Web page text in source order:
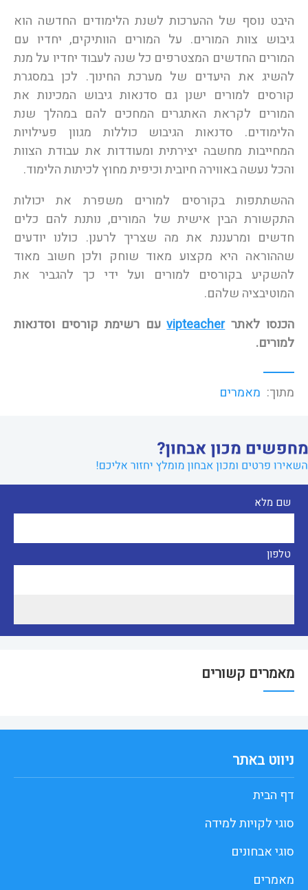
היבט נוסף של ההערכות לשנת הלימודים החדשה הוא
גיבוש צוות המורים. על המורים הוותיקים, יחדיו עם
המורים החדשים המצטרפים כל שנה לעבוד יחדיו על מנת
להשיג את היעדים של מערכת החינוך. לכן במסגרת
קורסים למורים ישנן גם סדנאות גיבוש המכינות את
המורים לקראת האתגרים המחכים להם במהלך שנת
הלימודים. סדנאות הגיבוש כוללות מגוון פעילויות
המחייבות מחשבה יצירתית ומעודדות את עבודת הצוות
והכל נעשה באווירה חיובית וכיפית מחוץ לכיתות הלימוד.
ההשתתפות בקורסים למורים משפרת את יכולות
התקשורת הבין אישית של המורים, נותנת להם כלים
חדשים ומרעננת את מה שצריך לרענן. כולנו יודעים
שההוראה היא מקצוע מאוד שוחק ולכן חשוב מאוד
להשקיע בקורסים למורים ועל ידי כך להגביר את
המוטיבציה שלהם.
הכנסו לאתרvipteacherעם רשימת קורסים וסדנאות
למורים.
מתוך: מאמרים
שם מלא
טלפון
מאמרים קשורים
ניווט באתר
דף הבית
סוגי לקויות למידה
סוגי אבחונים
מאמרים